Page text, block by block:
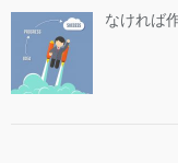
なければ